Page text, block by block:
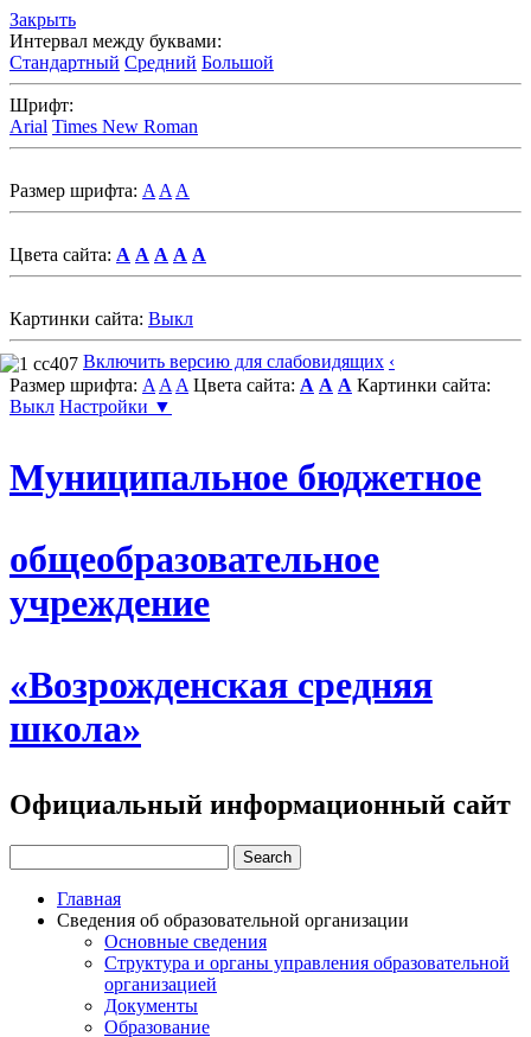
Закрыть
Интервал между буквами:
Стандартный Средний Большой
Шрифт:
Arial Times New Roman
Размер шрифта: A A A
Цвета сайта: A A A A A
Картинки сайта: Выкл
Включить версию для слабовидящих ‹
Размер шрифта: A A A Цвета сайта: A A A Картинки сайта:
Выкл Настройки ▼
Муниципальное бюджетное
общеобразовательное
учреждение
«Возрожденская средняя
школа»
Официальный информационный сайт
Главная
Сведения об образовательной организации
Основные сведения
Структура и органы управления образовательной
организацией
Документы
Образование